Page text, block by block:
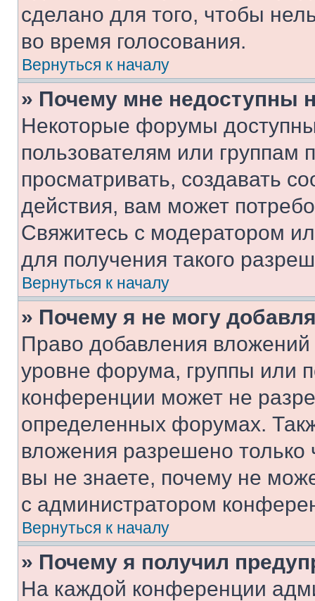
сделано для того, чтобы
во время голосования.
Вернуться к началу
» Почему мне недоступны
Некоторые форумы
пользователям или группам
просматривать, создавать
действия, вам может
Свяжитесь с модератором
для получения такого
Вернуться к началу
» Почему я не могу
Право добавления
уровне форума, группы или
конференции может не
определенных форумах.
вложения разрешено
вы не знаете, почему не
с администратором
Вернуться к началу
» Почему я получил
На каждой конференции